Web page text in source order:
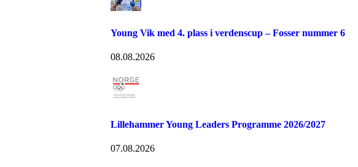
Young Vik med 4. plass i verdenscup – Fosser nummer 6
08.08.2026
Lillehammer Young Leaders Programme 2026/2027
07.08.2026